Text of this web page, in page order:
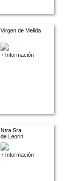
Virgen de Melida
+ Información
Ntra Sra.
de Leorin
+ Información